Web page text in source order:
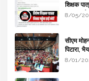
शिक्षक
सरकार से
8/05/
सीएम
पिटारा,
8/01/